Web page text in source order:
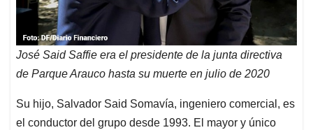
José Said Saffie era el presidente de la junta directiva
de Parque Arauco hasta su muerte en julio de 2020
Su hijo, Salvador Said Somavía, ingeniero comercial, es
el conductor del grupo desde 1993. El mayor y único